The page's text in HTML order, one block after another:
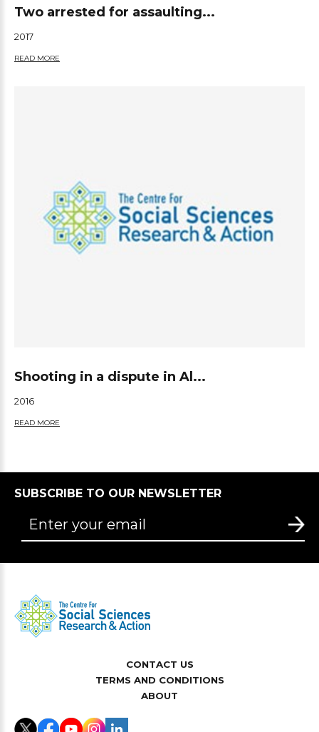
Two arrested for assaulting...
2017
READ MORE
Shooting in a dispute in Al...
2016
READ MORE
SUBSCRIBE TO OUR NEWSLETTER
CONTACT US
TERMS AND CONDITIONS
ABOUT